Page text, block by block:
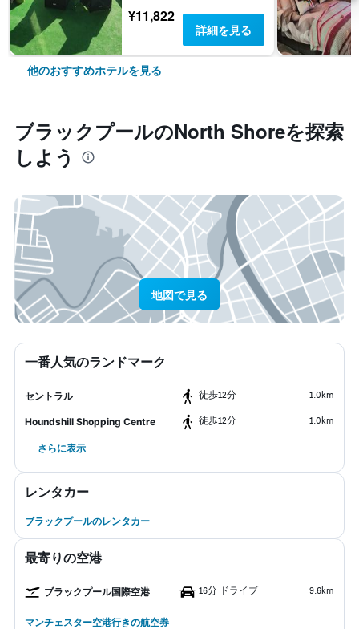
¥11,822
詳細を見る
他のおすすめホテルを見る
ブラックプール​のNorth Shore​を探索
しよう
地図で見る
一番人気のランドマーク
セントラル ​徒歩12分 1.0km
Houndshill Shopping Centre ​徒歩12分 1.0km
さらに表示
レンタカー
ブラックプールのレンタカー
最寄りの空港
ブラックプール国際空港 16分 ドライブ 9.6km
マンチェスター空港行きの航空券